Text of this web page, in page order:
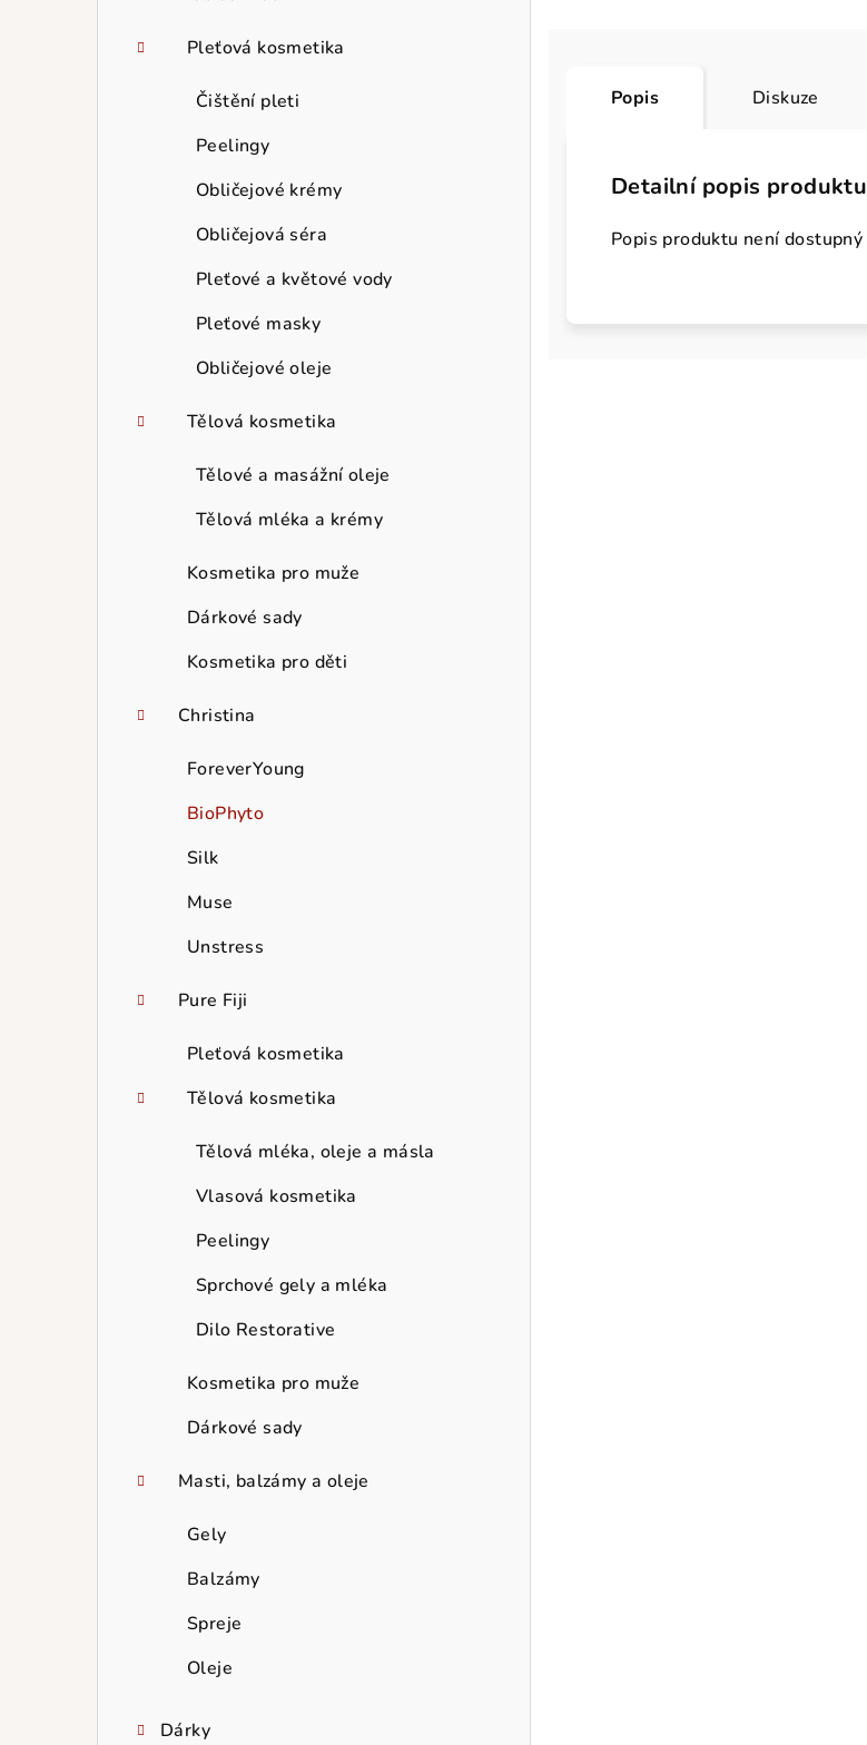
Pleťová kosmetika
Čištění pleti
Peelingy
Obličejové krémy
Obličejová séra
Pleťové a květové vody
Pleťové masky
Obličejové oleje
Tělová kosmetika
Tělové a masážní oleje
Tělová mléka a krémy
Kosmetika pro muže
Dárkové sady
Kosmetika pro děti
Christina
ForeverYoung
BioPhyto
Silk
Muse
Unstress
Pure Fiji
Pleťová kosmetika
Tělová kosmetika
Tělová mléka, oleje a másla
Vlasová kosmetika
Peelingy
Sprchové gely a mléka
Dilo Restorative
Kosmetika pro muže
Dárkové sady
Masti, balzámy a oleje
Gely
Balzámy
Spreje
Oleje
Dárky
Popis Diskuze
Detailní popis produktu
Popis produktu není dostupný